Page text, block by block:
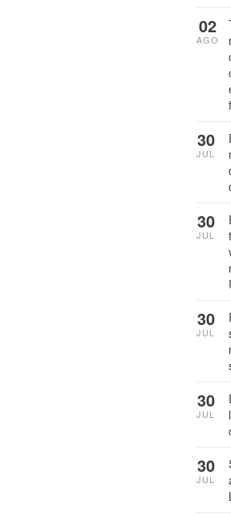
02
AGO
30
JUL
30
JUL
30
JUL
30
JUL
30
JUL